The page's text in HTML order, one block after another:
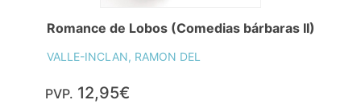
Romance de Lobos (Comedias bárbaras II)
VALLE-INCLAN, RAMON DEL
PVP. 12,95€